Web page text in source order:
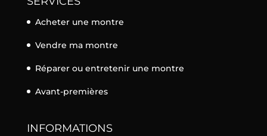
Acheter une montre
Vendre ma montre
Réparer ou entretenir une montre
Avant-premières
INFORMATIONS